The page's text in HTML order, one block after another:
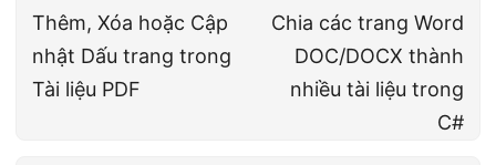
Thêm, Xóa hoặc Cập
nhật Dấu trang trong
Tài liệu PDF
Chia các trang Word
DOC/DOCX thành
nhiều tài liệu trong
C#